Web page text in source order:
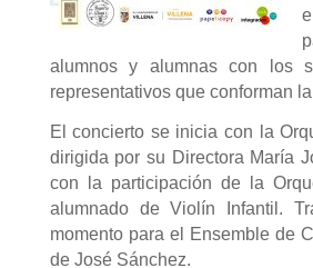
alumnos y alumnas con los
representativos que conforman
El concierto se inicia con la
dirigida por su Directora María
con la participación de la
alumnado de Violín Infantil.
momento para el Ensemble de
de José Sánchez.